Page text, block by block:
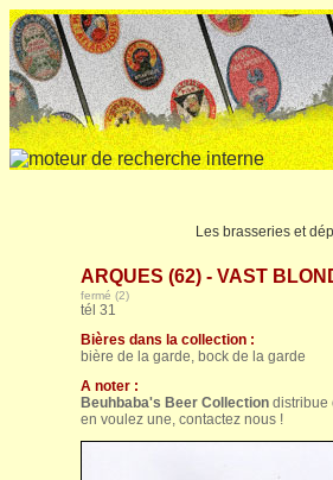
Les brasseries et
ARQUES (62) - VAST
fermé (2)
tél 31
Bières dans la collection :
bière de la garde, bock de la garde
A noter :
Beuhbaba's Beer Collection distribue
en voulez une, contactez nous !